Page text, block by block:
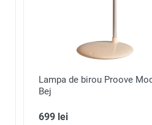
Lampa de birou Proove
Bej
699 lei